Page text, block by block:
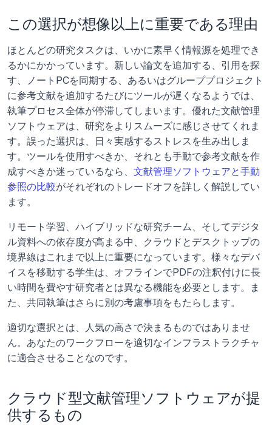
この選択が想像以上に重要である理由
ほとんどの研究タスクは、いかに素早く情報源を処理でき
るかにかかっています。新しい論文を追加する、引用を探
す、ノートPCを同期する、あるいはグループプロジェクト
に参考文献を追加するたびにツールが遅くなるようでは、
執筆プロセス全体が停滞してしまいます。優れた文献管理
ソフトウェアは、研究をよりスムーズに感じさせてくれま
す。誤った選択は、日々実感するストレスを生み出しま
す。ツールを使用すべきか、それとも手動で参考文献を作
成すべきか迷っているなら、 文献管理ソフトウェアと手動
参照の比較がそれぞれのトレードオフを詳しく解説してい
ます。
リモート学習、ハイブリッドな研究チーム、そしてデジタ
ル資料への依存度が高まる中、クラウドとデスクトップの
境界線はこれまで以上に重要になっています。様々なデバ
イスを移動する学生は、オフラインでPDFの注釈付けに長
い時間を費やす研究者とは異なる機能を必要とします。ま
た、共同執筆はさらに別の考慮事項をもたらします。
適切な選択とは、人気の高さで決まるものではありませ
ん。あなたのワークフローを適切なインフラストラクチャ
に適合させることなのです。
クラウド型文献管理ソフトウェアが提
供するもの